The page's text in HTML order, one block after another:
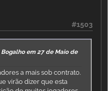
#1503
em 27 de Maio de
a mais sob contrato.
virão dizer que esta